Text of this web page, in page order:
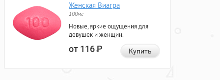
Женская Виагра
100мг
Новые, яркие ощущения для
девушек и женщин.
от 116Р Купить